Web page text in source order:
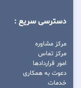
دسترسی سریع :
مرکز مشاوره
مرکز تماس
امور قراردادها
دعوت به همکاری
خدمات